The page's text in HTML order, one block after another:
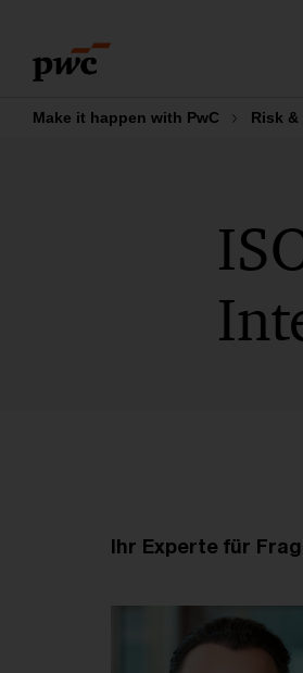
content
footer
Make it happen with PwC Risk
Ihr Experte für